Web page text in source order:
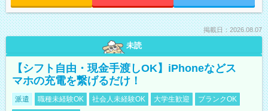
掲載日：2026.08.07
未読
【シフト自由・現金手渡しOK】iPhoneなどス
マホの充電を繋げるだけ！
派遣 職種未経験OK 社会人未経験OK 大学生歓迎
ブランクOK